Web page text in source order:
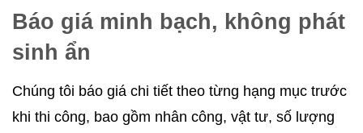
Báo giá minh bạch, không phát
sinh ẩn
Chúng tôi báo giá chi tiết theo từng hạng mục trước
khi thi công, bao gồm nhân công, vật tư, số lượng